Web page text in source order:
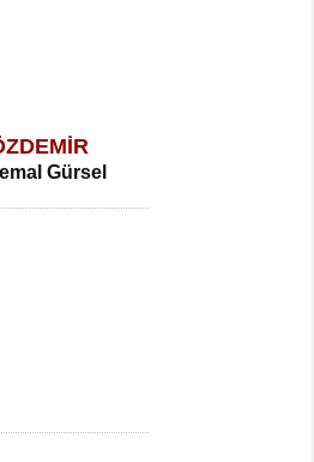
Gürsel